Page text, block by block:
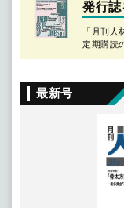
発行誌
「月刊人
定期購読
最新号